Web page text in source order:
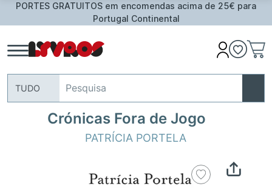
PORTES GRATUITOS em encomendas acima de 25€ para
Portugal Continental
TUDO
Crónicas Fora de Jogo
PATRÍCIA PORTELA